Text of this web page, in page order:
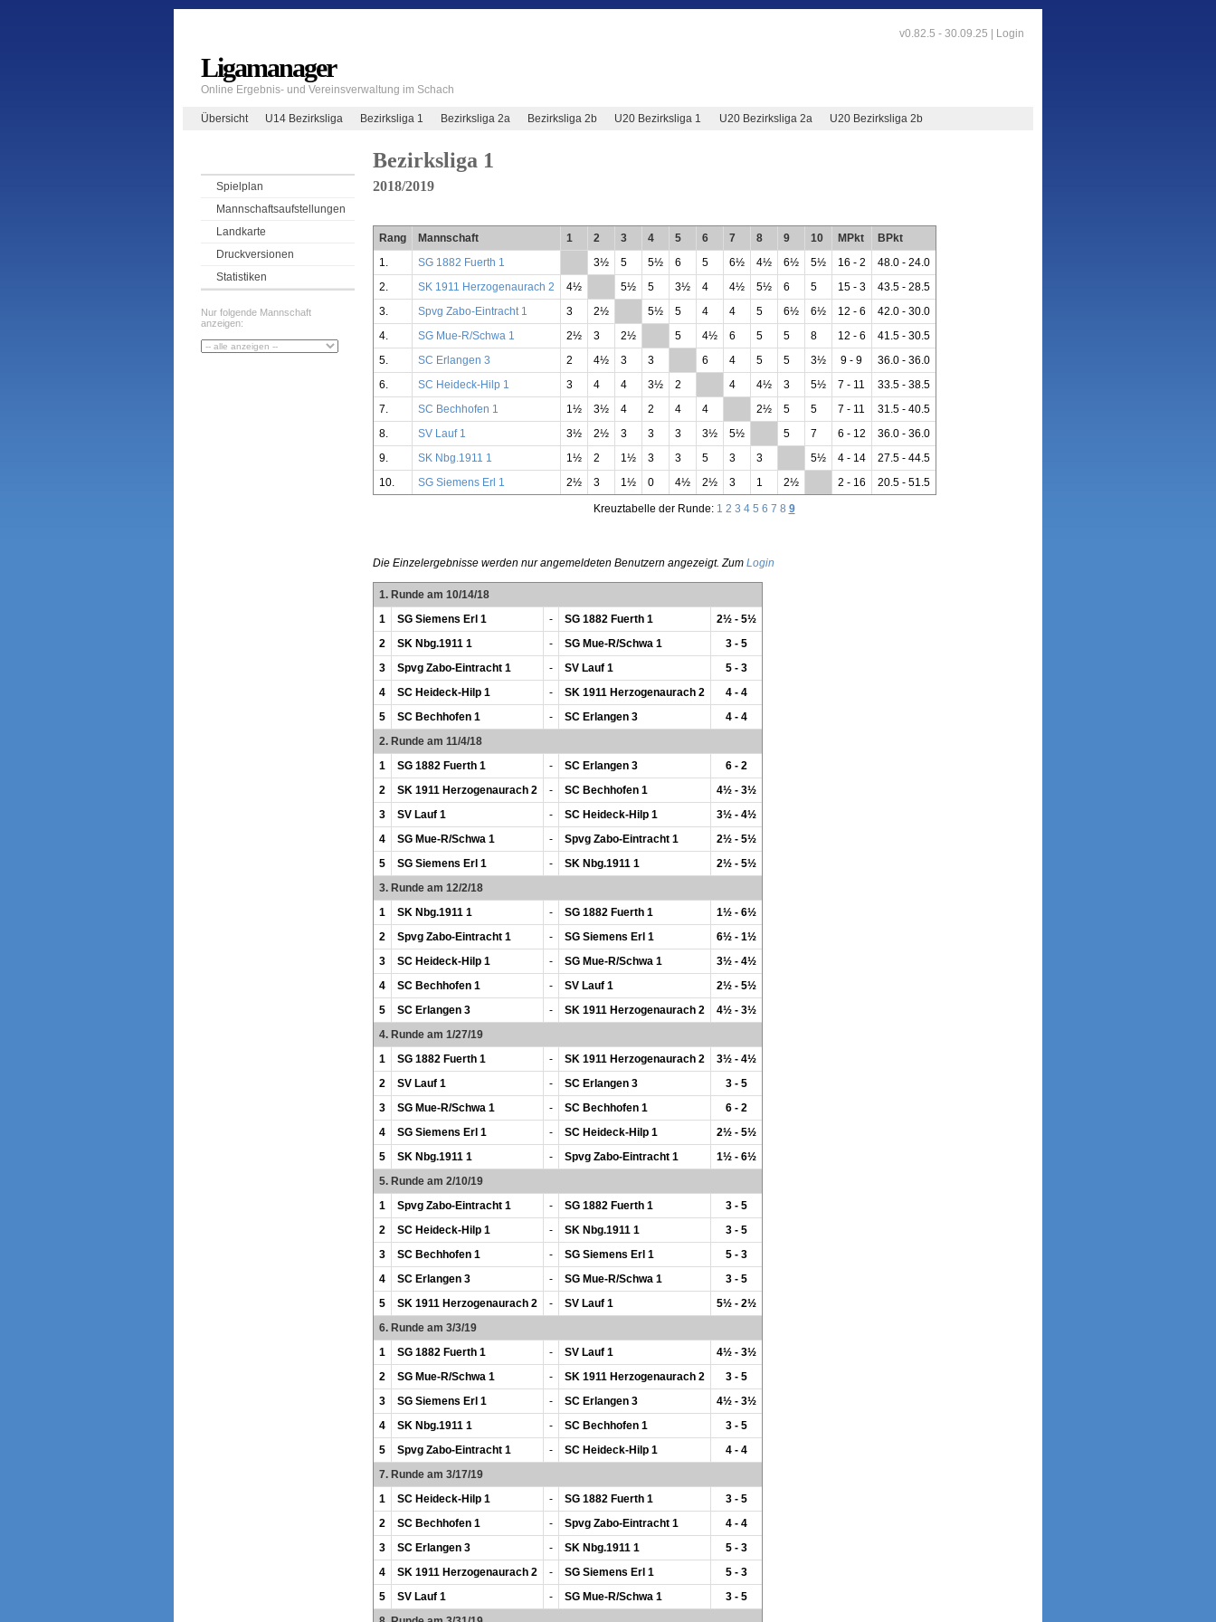
v0.82.5 - 30.09.25 | Login
Ligamanager
Online Ergebnis- und Vereinsverwaltung im Schach
Übersicht U14 Bezirksliga Bezirksliga 1 Bezirksliga 2a Bezirksliga 2b U20 Bezirksliga 1 U20 Bezirksliga 2a U20 Bezirksliga 2b
Spielplan
Mannschaftsaufstellungen
Landkarte
Druckversionen
Statistiken
Nur folgende Mannschaft
anzeigen:
Bezirksliga 1
2018/2019
Rang Mannschaft 1 2 3 4 5 6 7 8 9 10 MPkt
BPkt
1.
SG 1882 Fuerth 1 3½ 5 5½ 6 5 6½ 4½ 6½ 5½ 16 - 2
48.0 - 24.0
2.
SK 1911 Herzogenaurach 2 4½ 5½ 5 3½ 4 4½ 5½ 6 5 15 - 3
43.5 - 28.5
3.
Spvg Zabo-Eintracht 1 3 2½ 5½ 5 4 4 5 6½ 6½ 12 - 6
42.0 - 30.0
4.
SG Mue-R/Schwa 1 2½ 3 2½ 5 4½ 6 5 5 8 12 - 6
41.5 - 30.5
5.
SC Erlangen 3 2 4½ 3 3 6 4 5 5 3½ 9 - 9
36.0 - 36.0
6.
SC Heideck-Hilp 1 3 4 4 3½ 2 4 4½ 3 5½ 7 - 11
33.5 - 38.5
7.
SC Bechhofen 1 1½ 3½ 4 2 4 4 2½ 5 5 7 - 11
31.5 - 40.5
8.
SV Lauf 1 3½ 2½ 3 3 3 3½ 5½ 5 7 6 - 12
36.0 - 36.0
9.
SK Nbg.1911 1 1½ 2 1½ 3 3 5 3 3 5½ 4 - 14
27.5 - 44.5
10.
SG Siemens Erl 1 2½ 3 1½ 0 4½ 2½ 3 1 2½ 2 - 16 20.5 - 51.5
Kreuztabelle der Runde: 1 2 3 4 5 6 7 8 9
Die Einzelergebnisse werden nur angemeldeten Benutzern angezeigt. Zum Login
1. Runde am 10/14/18
1
SG Siemens Erl 1 - SG 1882 Fuerth 1
2½ - 5½
2
SK Nbg.1911 1 - SG Mue-R/Schwa 1
3 - 5
3
Spvg Zabo-Eintracht 1 - SV Lauf 1
5 - 3
4
SC Heideck-Hilp 1 - SK 1911 Herzogenaurach 2
4 - 4
5
SC Bechhofen 1 - SC Erlangen 3
4 - 4
2. Runde am 11/4/18
1
SG 1882 Fuerth 1 - SC Erlangen 3
6 - 2
2
SK 1911 Herzogenaurach 2 - SC Bechhofen 1
4½ - 3½
3
SV Lauf 1 - SC Heideck-Hilp 1
3½ - 4½
4
SG Mue-R/Schwa 1 - Spvg Zabo-Eintracht 1
2½ - 5½
5
SG Siemens Erl 1 - SK Nbg.1911 1
2½ - 5½
3. Runde am 12/2/18
1
SK Nbg.1911 1 - SG 1882 Fuerth 1
1½ - 6½
2
Spvg Zabo-Eintracht 1 - SG Siemens Erl 1
6½ - 1½
3
SC Heideck-Hilp 1 - SG Mue-R/Schwa 1
3½ - 4½
4
SC Bechhofen 1 - SV Lauf 1
2½ - 5½
5
SC Erlangen 3 - SK 1911 Herzogenaurach 2
4½ - 3½
4. Runde am 1/27/19
1
SG 1882 Fuerth 1 - SK 1911 Herzogenaurach 2
3½ - 4½
2
SV Lauf 1 - SC Erlangen 3
3 - 5
3
SG Mue-R/Schwa 1 - SC Bechhofen 1
6 - 2
4
SG Siemens Erl 1 - SC Heideck-Hilp 1
2½ - 5½
5
SK Nbg.1911 1 - Spvg Zabo-Eintracht 1
1½ - 6½
5. Runde am 2/10/19
1
Spvg Zabo-Eintracht 1 - SG 1882 Fuerth 1
3 - 5
2
SC Heideck-Hilp 1 - SK Nbg.1911 1
3 - 5
3
SC Bechhofen 1 - SG Siemens Erl 1
5 - 3
4
SC Erlangen 3 - SG Mue-R/Schwa 1
3 - 5
5
SK 1911 Herzogenaurach 2 - SV Lauf 1
5½ - 2½
6. Runde am 3/3/19
1
SG 1882 Fuerth 1 - SV Lauf 1
4½ - 3½
2
SG Mue-R/Schwa 1 - SK 1911 Herzogenaurach 2
3 - 5
3
SG Siemens Erl 1 - SC Erlangen 3
4½ - 3½
4
SK Nbg.1911 1 - SC Bechhofen 1
3 - 5
5
Spvg Zabo-Eintracht 1 - SC Heideck-Hilp 1
4 - 4
7. Runde am 3/17/19
1
SC Heideck-Hilp 1 - SG 1882 Fuerth 1
3 - 5
2
SC Bechhofen 1 - Spvg Zabo-Eintracht 1
4 - 4
3
SC Erlangen 3 - SK Nbg.1911 1
5 - 3
4
SK 1911 Herzogenaurach 2 - SG Siemens Erl 1
5 - 3
5
SV Lauf 1 - SG Mue-R/Schwa 1
3 - 5